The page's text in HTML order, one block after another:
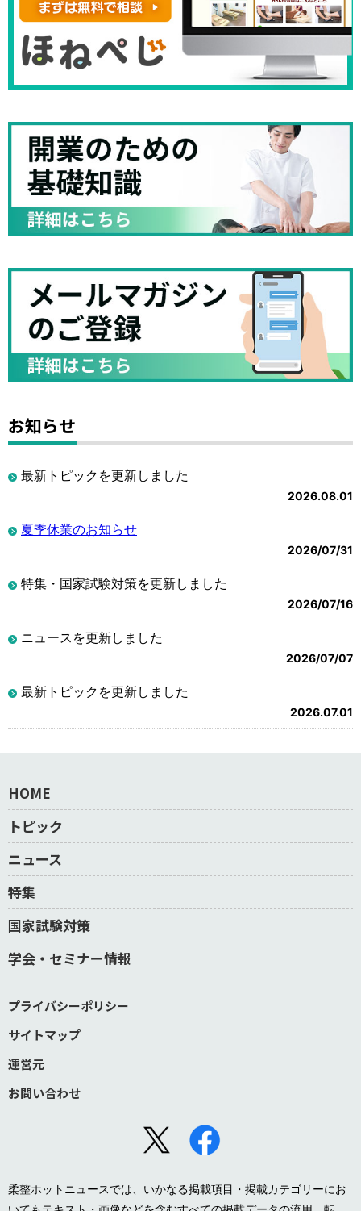
お知らせ
最新トピックを更新しました
2026.08.01
夏季休業のお知らせ
2026/07/31
特集・国家試験対策を更新しました
2026/07/16
ニュースを更新しました
2026/07/07
最新トピックを更新しました
2026.07.01
HOME
トピック
ニュース
特集
国家試験対策
学会・セミナー情報
プライバシーポリシー
サイトマップ
運営元
お問い合わせ
柔整ホットニュースでは、いかなる掲載項目・掲載カテゴリーにお